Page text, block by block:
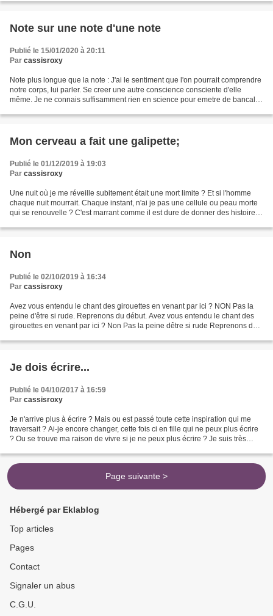
Note sur une note d'une note
Publié le 15/01/2020 à 20:11
Par cassisroxy
Note plus longue que la note : J'ai le sentiment que l'on pourrait comprendre
notre corps, lui parler. Se creer une autre conscience consciente d'elle
même. Je ne connais suffisamment rien en science pour emetre de bancale
Mon cerveau a fait une galipette;
Publié le 01/12/2019 à 19:03
Par cassisroxy
Une nuit où je me réveille subitement était une mort limite ? Et si l'homme
chaque nuit mourrait. Chaque instant, n'ai je pas une cellule ou peau morte
qui se renouvelle ? C'est marrant comme il est dure de donner des histoires
Non
Publié le 02/10/2019 à 16:34
Par cassisroxy
Avez vous entendu le chant des girouettes en venant par ici ? NON Pas la
peine d'être si rude. Reprenons du début. Avez vous entendu le chant des
girouettes en venant par ici ? Non Pas la peine dêtre si rude Reprenons du
Je dois écrire...
Publié le 04/10/2017 à 16:59
Par cassisroxy
Je n'arrive plus à écrire ? Mais ou est passé toute cette inspiration qui me
traversait ? Ai-je encore changer, cette fois ci en fille qui ne peux plus écrire
? Ou se trouve ma raison de vivre si je ne peux plus écrire ? Je suis très
Page suivante >
Hébergé par Eklablog
Top articles
Pages
Contact
Signaler un abus
C.G.U.